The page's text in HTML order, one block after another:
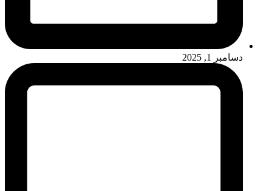
دسامبر 1, 2025